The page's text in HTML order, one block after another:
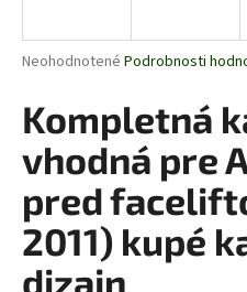
Priemerné
produktu
je
z
hviezdičiek.
Neohodnotené Podrobnosti
Kompletná
vhodná pre
pred
2011) kupé
dizajn
j
ť
?
HĽADAŤ